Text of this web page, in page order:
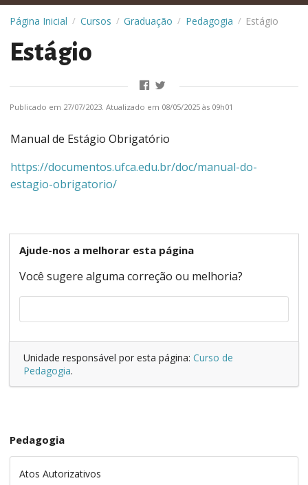
Página Inicial / Cursos / Graduação / Pedagogia / Estágio
Estágio
Publicado em 27/07/2023. Atualizado em 08/05/2025 às 09h01
Manual de Estágio Obrigatório
https://documentos.ufca.edu.br/doc/manual-do-
estagio-obrigatorio/
Ajude-nos a melhorar esta página
Você sugere alguma correção ou melhoria?
Unidade responsável por esta página: Curso de
Pedagogia.
Pedagogia
Atos Autorizativos